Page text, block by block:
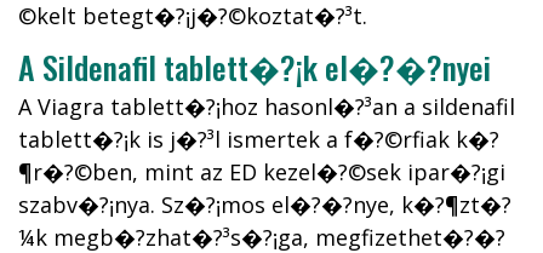
©kelt betegt�?¡j�?©koztat�?³t.
A Sildenafil tablett�?¡k el�?�?nyei
A Viagra tablett�?¡hoz hasonl�?³an a sildenafil
tablett�?¡k is j�?³l ismertek a f�?©rfiak k�?
¶r�?©ben, mint az ED kezel�?©sek ipar�?¡gi
szabv�?¡nya. Sz�?¡mos el�?�?nye, k�?¶zt�?
¼k megb�?­zhat�?³s�?¡ga, megfizethet�?�?